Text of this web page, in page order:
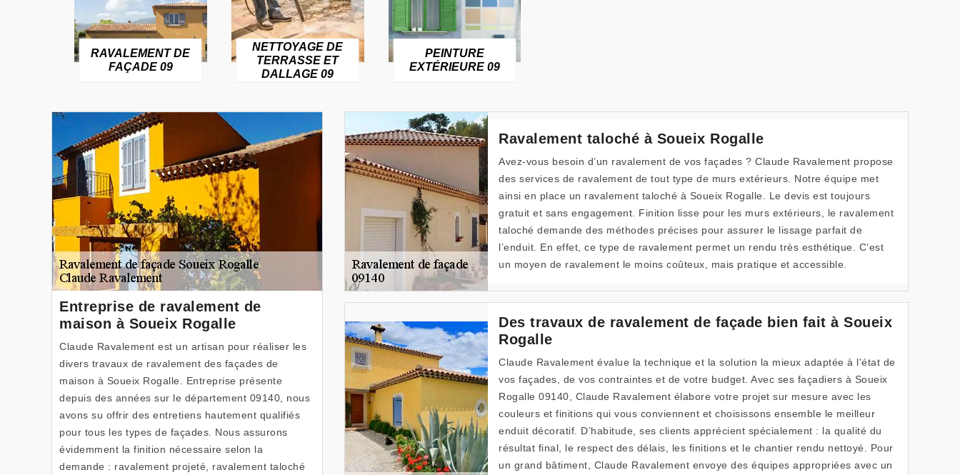
RAVALEMENT DE
FAÇADE 09
NETTOYAGE DE
TERRASSE ET
DALLAGE 09
PEINTURE
EXTÉRIEURE 09
Entreprise de ravalement de
maison à Soueix Rogalle
Claude Ravalement est un artisan pour réaliser les
divers travaux de ravalement des façades de
maison à Soueix Rogalle. Entreprise présente
depuis des années sur le département 09140, nous
avons su offrir des entretiens hautement qualifiés
pour tous les types de façades. Nous assurons
évidemment la finition nécessaire selon la
demande : ravalement projeté, ravalement taloché
Ravalement taloché à Soueix Rogalle
Avez-vous besoin d’un ravalement de vos façades ? Claude Ravalement propose
des services de ravalement de tout type de murs extérieurs. Notre équipe met
ainsi en place un ravalement taloché à Soueix Rogalle. Le devis est toujours
gratuit et sans engagement. Finition lisse pour les murs extérieurs, le ravalement
taloché demande des méthodes précises pour assurer le lissage parfait de
l’enduit. En effet, ce type de ravalement permet un rendu très esthétique. C’est
un moyen de ravalement le moins coûteux, mais pratique et accessible.
Des travaux de ravalement de façade bien fait à Soueix
Rogalle
Claude Ravalement évalue la technique et la solution la mieux adaptée à l'état de
vos façades, de vos contraintes et de votre budget. Avec ses façadiers à Soueix
Rogalle 09140, Claude Ravalement élabore votre projet sur mesure avec les
couleurs et finitions qui vous conviennent et choisissons ensemble le meilleur
enduit décoratif. D’habitude, ses clients apprécient spécialement : la qualité du
résultat final, le respect des délais, les finitions et le chantier rendu nettoyé. Pour
un grand bâtiment, Claude Ravalement envoye des équipes appropriées avec un